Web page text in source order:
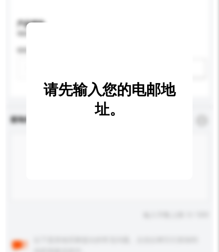
产品规格
查询内容
请先输入您的电邮地
址。